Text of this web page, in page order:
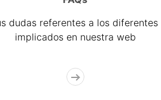
dudas referentes a los diferentes
implicados en nuestra web